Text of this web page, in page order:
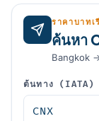
ราคาบาท
ค้นหา
Bangkok
ต้นทาง (IATA)